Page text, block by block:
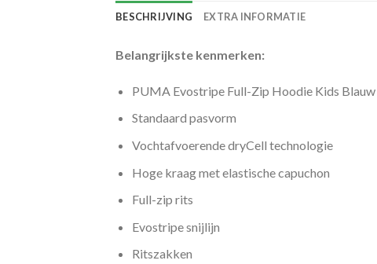
BESCHRIJVING EXTRA INFORMATIE
Belangrijkste kenmerken:
PUMA Evostripe Full-Zip Hoodie Kids
Standaard pasvorm
Vochtafvoerende dryCell technologie
Hoge kraag met elastische capuchon
Full-zip rits
Evostripe snijlijn
Ritszakken